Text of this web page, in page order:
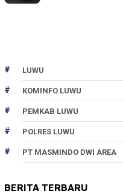
LUWU
KOMINFO LUWU
PEMKAB LUWU
POLRES LUWU
PT MASMINDO DWI AREA
BERITA TERBARU